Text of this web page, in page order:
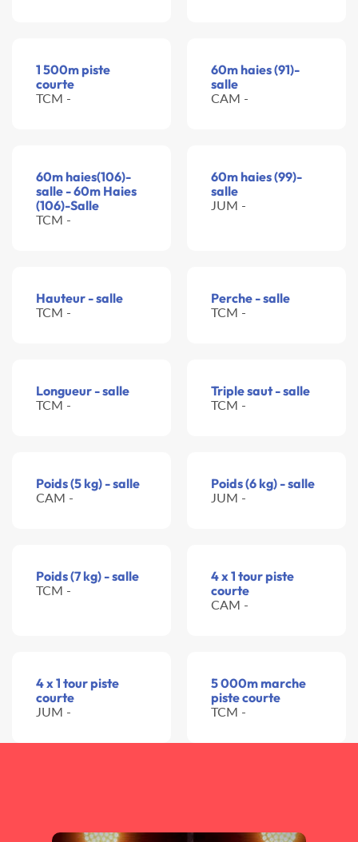
1 500m piste
courte
TCM -
60m haies (91)-
salle
CAM -
60m haies(106)-
salle - 60m Haies
(106)-Salle
TCM -
60m haies (99)-
salle
JUM -
Hauteur - salle
TCM -
Perche - salle
TCM -
Longueur - salle
TCM -
Triple saut - salle
TCM -
Poids (5 kg) - salle
CAM -
Poids (6 kg) - salle
JUM -
Poids (7 kg) - salle
TCM -
4 x 1 tour piste
courte
CAM -
4 x 1 tour piste
courte
JUM -
5 000m marche
piste courte
TCM -